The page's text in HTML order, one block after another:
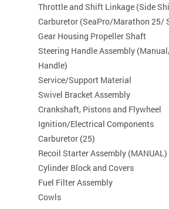
Throttle and Shift Linkage (Side
Carburetor (SeaPro/Marathon 25/
Gear Housing Propeller Shaft
Steering Handle Assembly
Handle)
Service/Support Material
Swivel Bracket Assembly
Crankshaft, Pistons and Flywheel
Ignition/Electrical Components
Carburetor (25)
Recoil Starter Assembly (MANUAL)
Cylinder Block and Covers
Fuel Filter Assembly
Cowls